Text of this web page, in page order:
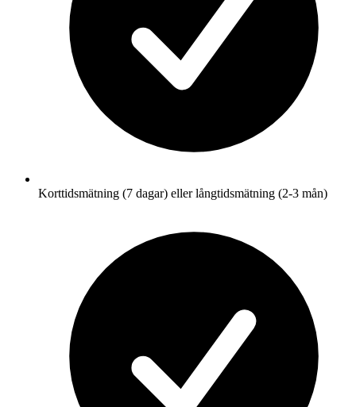
Korttidsmätning (7 dagar) eller långtidsmätning (2-3 mån)